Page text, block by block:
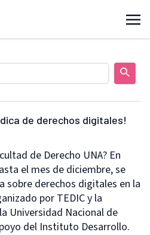
de derechos digitales!
de Derecho UNA? En
el mes de diciembre, se
sobre derechos digitales en la
por TEDIC y la
Universidad Nacional de
del Instituto Desarrollo.